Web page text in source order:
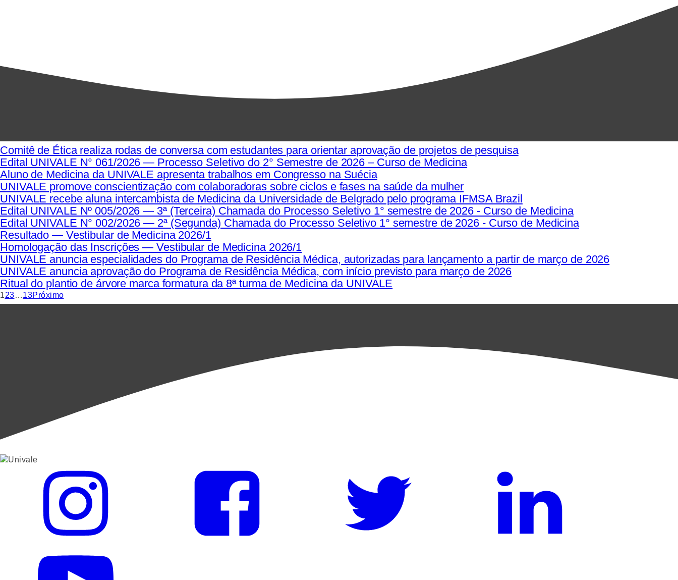
Comitê de Ética realiza rodas de conversa com estudantes para orientar aprovação de projetos de pesquisa
Edital UNIVALE N° 061/2026 — Processo Seletivo do 2° Semestre de 2026 – Curso de Medicina
Aluno de Medicina da UNIVALE apresenta trabalhos em Congresso na Suécia
UNIVALE promove conscientização com colaboradoras sobre ciclos e fases na saúde da mulher
UNIVALE recebe aluna intercambista de Medicina da Universidade de Belgrado pelo programa IFMSA Brazil
Edital UNIVALE Nº 005/2026 — 3ª (Terceira) Chamada do Processo Seletivo 1° semestre de 2026 - Curso de Medicina
Edital UNIVALE N° 002/2026 — 2ª (Segunda) Chamada do Processo Seletivo 1° semestre de 2026 - Curso de Medicina
Resultado — Vestibular de Medicina 2026/1
Homologação das Inscrições — Vestibular de Medicina 2026/1
UNIVALE anuncia especialidades do Programa de Residência Médica, autorizadas para lançamento a partir de março de 2026
UNIVALE anuncia aprovação do Programa de Residência Médica, com início previsto para março de 2026
Ritual do plantio de árvore marca formatura da 8ª turma de Medicina da UNIVALE
123…13Próximo